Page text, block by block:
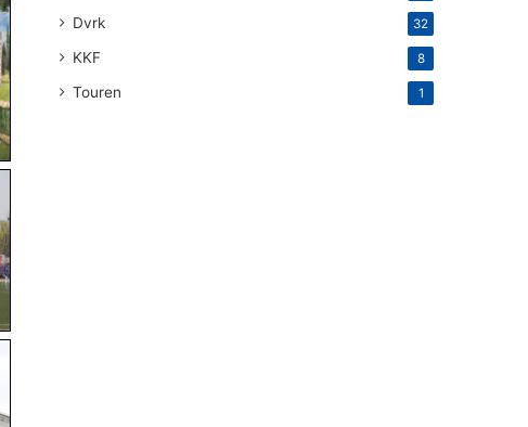
Dvrk 32
KKF 8
Touren 1